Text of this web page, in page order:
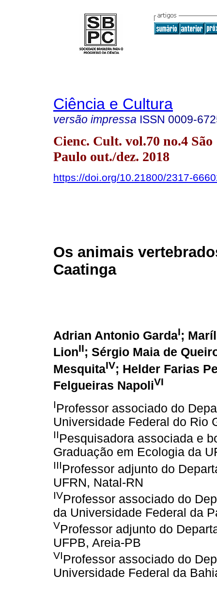
Ciência e Cultura
versão impressa ISSN 0009-
Cienc. Cult. vol.70 no.4 São
Paulo out./dez. 2018
https://doi.org/10.21800/2317-
Os animais
Caatinga
Adrian Antonio GardaI;
LionII; Sérgio Maia de
MesquitaIV; Helder Farias
Felgueiras NapoliVI
IProfessor associado do
Universidade Federal do Rio
IIPesquisadora associada e
Graduação em Ecologia da
IIIProfessor adjunto do
UFRN, Natal-RN
IVProfessor associado do
da Universidade Federal da
VProfessor adjunto do
UFPB, Areia-PB
VIProfessor associado do
Universidade Federal da